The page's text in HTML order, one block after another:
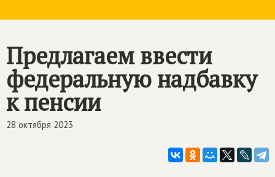
Предлагаем ввести
федеральную надбавку
к пенсии
28 октября 2023